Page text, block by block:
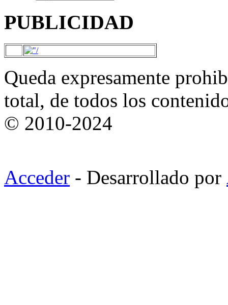
PUBLICIDAD
Queda expresamente
total, de todos los
© 2010-2024
Acceder - Desarrollado por